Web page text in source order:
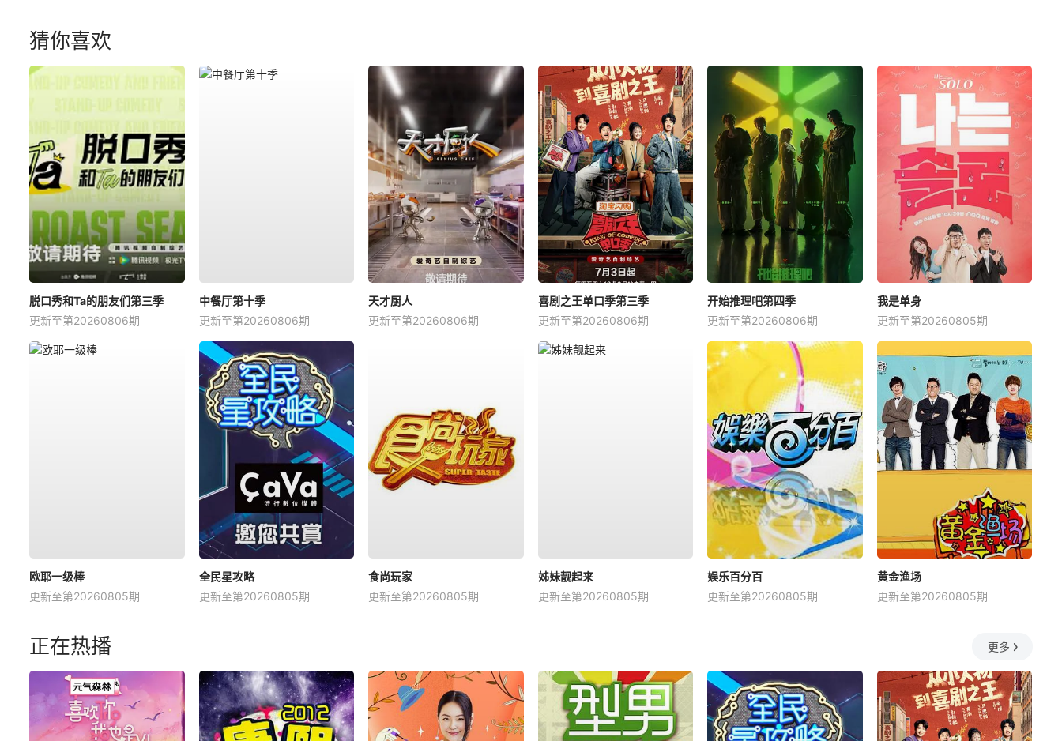
猜你喜欢
脱口秀和Ta的朋友们第三季
更新至第20260806期
中餐厅第十季
更新至第20260806期
天才厨人
更新至第20260806期
喜剧之王单口季第三季
更新至第20260806期
开始推理吧第四季
更新至第20260806期
我是单身
更新至第20260805期
欧耶一级棒
更新至第20260805期
全民星攻略
更新至第20260805期
食尚玩家
更新至第20260805期
姊妹靓起来
更新至第20260805期
娱乐百分百
更新至第20260805期
黄金渔场
更新至第20260805期
正在热播 更多